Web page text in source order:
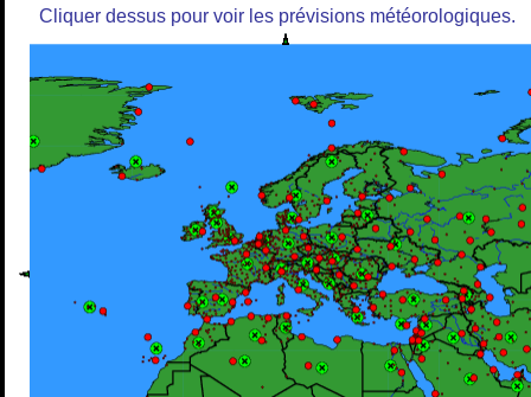
Cliquer dessus pour voir les prévisions météorologiques.